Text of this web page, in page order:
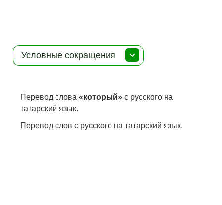
Условные сокращения
Перевод слова«который» с русского на
татарский язык.
Перевод слов с русского на татарский язык.